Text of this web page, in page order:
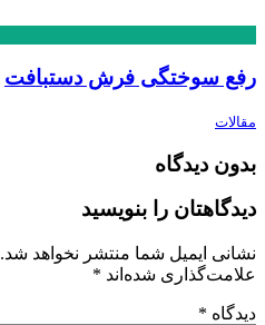
رفع سوختگی فرش دستبافت
مقالات
بدون دیدگاه
دیدگاهتان را بنویسید
نشانی ایمیل شما منتشر نخواهد شد.
علامت‌گذاری شده‌اند *
دیدگاه *